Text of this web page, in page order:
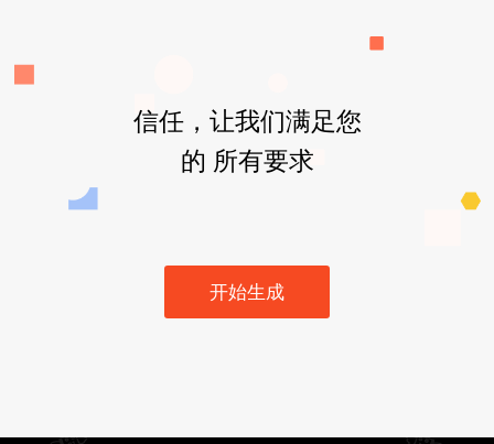
信任，让我们满足您
的 所有要求
开始生成